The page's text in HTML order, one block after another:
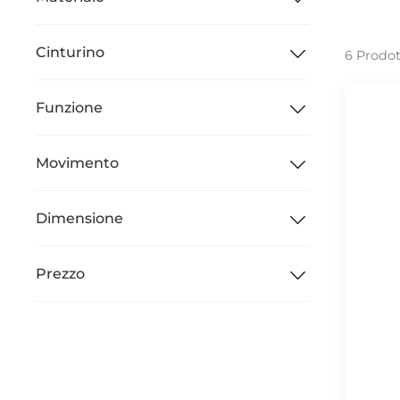
Cinturino
Funzione
Movimento
Dimensione
Prezzo
6